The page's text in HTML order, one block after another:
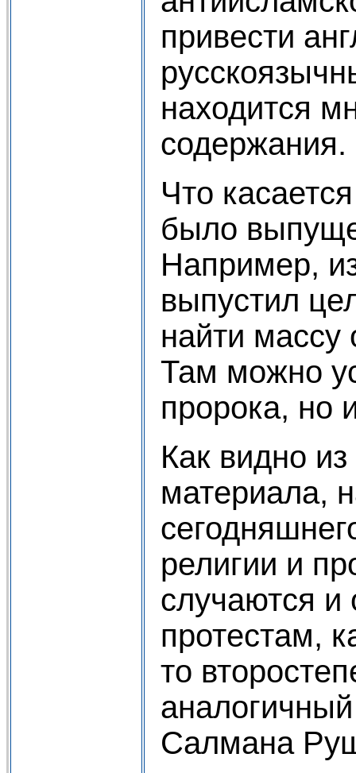
привести
находится
содержания.
Что
было
Например,
выпустил
найти массу
Там можно
пророка, но
Как видно из
материала,
религии и
случаются и
протестам,
то
Салмана